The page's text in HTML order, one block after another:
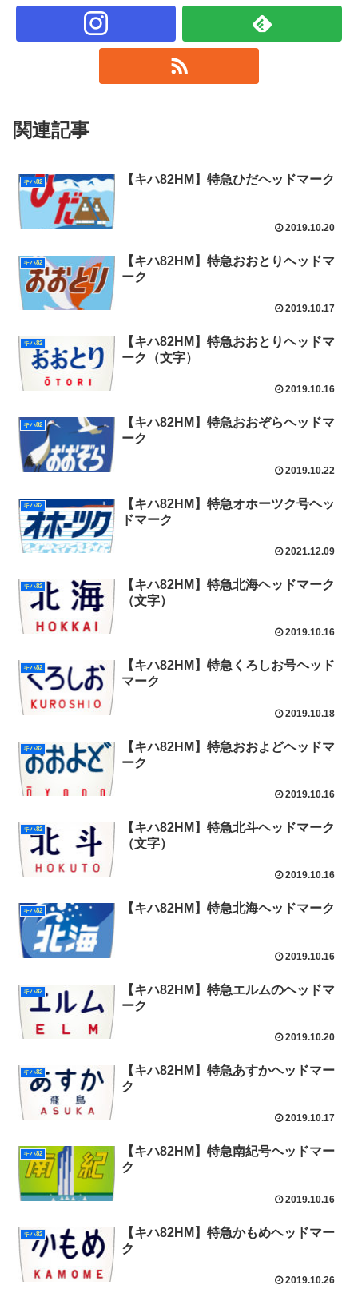
関連記事
キハ82 【キハ82HM】特急ひだヘッドマーク
2019.10.20
キハ82
【キハ82HM】特急おおとりヘッドマ
ーク
2019.10.17
キハ82
【キハ82HM】特急おおとりヘッドマ
ーク（文字）
2019.10.16
キハ82
【キハ82HM】特急おおぞらヘッドマ
ーク
2019.10.22
キハ82
【キハ82HM】特急オホーツク号ヘッ
ドマーク
2021.12.09
キハ82
【キハ82HM】特急北海ヘッドマーク
（文字）
2019.10.16
キハ82
【キハ82HM】特急くろしお号ヘッド
マーク
2019.10.18
キハ82
【キハ82HM】特急おおよどヘッドマ
ーク
2019.10.16
キハ82
【キハ82HM】特急北斗ヘッドマーク
（文字）
2019.10.16
キハ82 【キハ82HM】特急北海ヘッドマーク
2019.10.16
キハ82
【キハ82HM】特急エルムのヘッドマ
ーク
2019.10.20
キハ82
【キハ82HM】特急あすかヘッドマー
ク
2019.10.17
キハ82
【キハ82HM】特急南紀号ヘッドマー
ク
2019.10.16
キハ82
【キハ82HM】特急かもめヘッドマー
ク
2019.10.26